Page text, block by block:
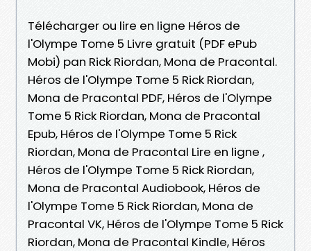
Télécharger ou lire en ligne Héros de
l'Olympe Tome 5 Livre gratuit (PDF ePub
Mobi) pan Rick Riordan, Mona de Pracontal.
Héros de l'Olympe Tome 5 Rick Riordan,
Mona de Pracontal PDF, Héros de l'Olympe
Tome 5 Rick Riordan, Mona de Pracontal
Epub, Héros de l'Olympe Tome 5 Rick
Riordan, Mona de Pracontal Lire en ligne ,
Héros de l'Olympe Tome 5 Rick Riordan,
Mona de Pracontal Audiobook, Héros de
l'Olympe Tome 5 Rick Riordan, Mona de
Pracontal VK, Héros de l'Olympe Tome 5 Rick
Riordan, Mona de Pracontal Kindle, Héros